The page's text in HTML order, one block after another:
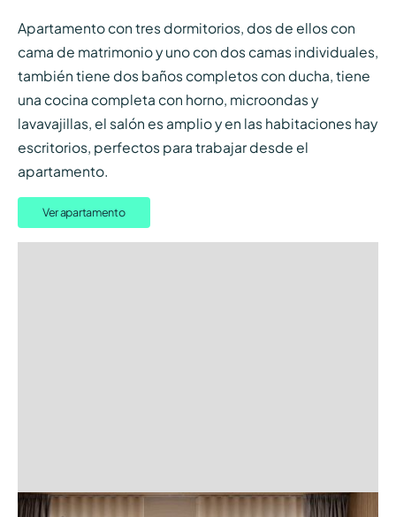
Apartamento con tres dormitorios, dos de ellos con
cama de matrimonio y uno con dos camas individuales,
también tiene dos baños completos con ducha, tiene
una cocina completa con horno, microondas y
lavavajillas, el salón es amplio y en las habitaciones hay
escritorios, perfectos para trabajar desde el
apartamento.
Ver apartamento